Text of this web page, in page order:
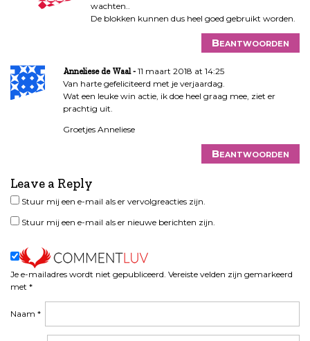
wachten..
De blokken kunnen dus heel goed gebruikt worden.
Beantwoorden
Anneliese de Waal
11 maart 2018 at 14:25
Van harte gefeliciteerd met je verjaardag.
Wat een leuke win actie, ik doe heel graag mee, ziet er
prachtig uit.
Groetjes Anneliese
Beantwoorden
Leave a Reply
Je e-mailadres wordt niet gepubliceerd. Vereiste velden zijn gemarkeerd
met *
Naam *
Stuur mij een e-mail als er vervolgreacties zijn.
Stuur mij een e-mail als er nieuwe berichten zijn.